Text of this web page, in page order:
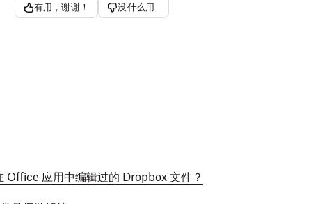
有用，谢谢！ 没什么用
Office 应用中编辑过的 Dropbox 文件？